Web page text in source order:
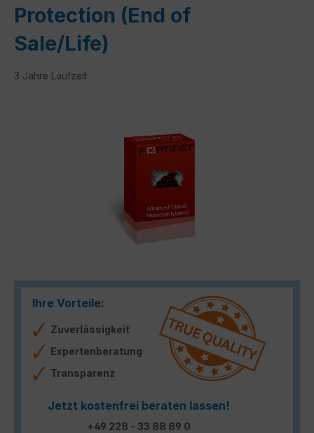
Protection (End of
Sale/Life)
3 Jahre Laufzeit
Ihre Vorteile:
Zuverlässigkeit
Expertenberatung
Transparenz
Jetzt kostenfrei beraten lassen!
+49 228 - 33 88 89 0